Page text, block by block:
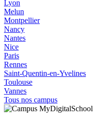
Lyon
Melun
Montpellier
Nancy
Nantes
Nice
Paris
Rennes
Saint-Quentin-en-Yvelines
Toulouse
Vannes
Tous nos campus